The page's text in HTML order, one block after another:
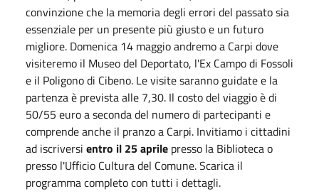
convinzione che la memoria degli errori del passato sia
essenziale per un presente più giusto e un futuro
migliore. Domenica 14 maggio andremo a Carpi dove
visiteremo il Museo del Deportato, l'Ex Campo di Fossoli
e il Poligono di Cibeno. Le visite saranno guidate e la
partenza è prevista alle 7,30. Il costo del viaggio è di
50/55 euro a seconda del numero di partecipanti e
comprende anche il pranzo a Carpi. Invitiamo i cittadini
ad iscriversi entro il 25 aprile presso la Biblioteca o
presso l'Ufficio Cultura del Comune. Scarica il
programma completo con tutti i dettagli.